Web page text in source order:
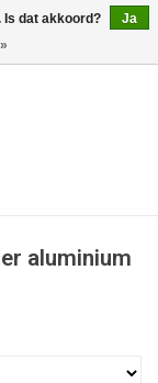
/ Registreren
aluminium
Is dat akkoord?
Ja